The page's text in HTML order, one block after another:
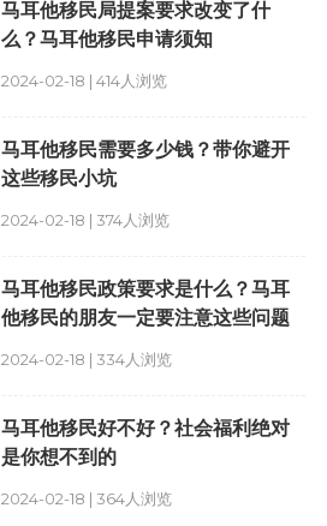
2024-02-18 | 414人浏览
马耳他移民局提案要求改变了什
么？马耳他移民申请须知
2024-02-18 | 374人浏览
马耳他移民需要多少钱？带你避开
这些移民小坑
2024-02-18 | 334人浏览
马耳他移民政策要求是什么？马耳
他移民的朋友一定要注意这些问题
2024-02-18 | 364人浏览
马耳他移民好不好？社会福利绝对
是你想不到的